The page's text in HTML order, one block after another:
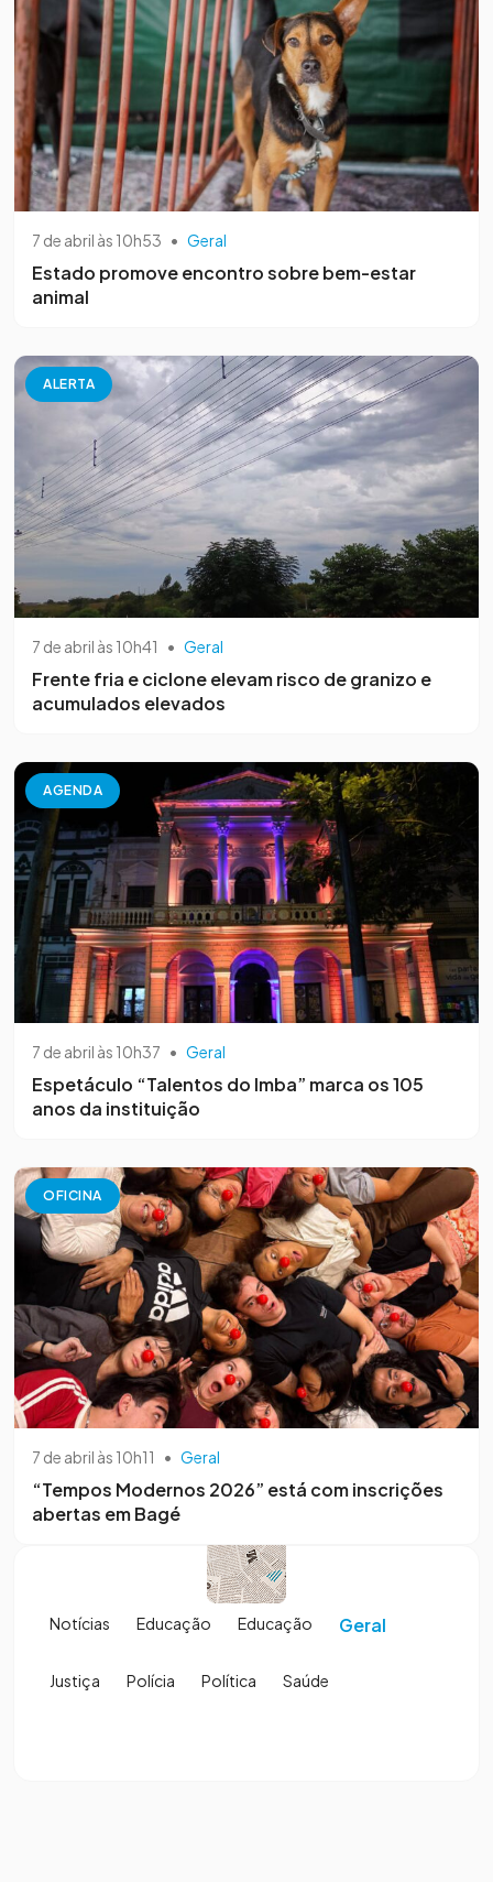
7 de abril às 10h53 • Geral
Estado promove encontro sobre bem-estar
animal
ALERTA
7 de abril às 10h41 • Geral
Frente fria e ciclone elevam risco de granizo e
acumulados elevados
AGENDA
7 de abril às 10h37 • Geral
Espetáculo “Talentos do Imba” marca os 105
anos da instituição
OFICINA
7 de abril às 10h11 • Geral
“Tempos Modernos 2026” está com inscrições
abertas em Bagé
Notícias Educação Educação Geral
Justiça Polícia Política Saúde